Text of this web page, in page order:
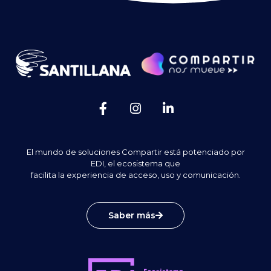
El mundo de soluciones Compartir está potenciado por
EDI, el ecosistema que
facilita la experiencia de acceso, uso y comunicación.
Saber más